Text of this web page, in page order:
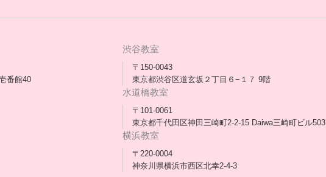
番館40
渋谷教室
〒150-0043
東京都渋谷区道玄坂２丁目６−１７ 9階
水道橋教室
〒101-0061
東京都千代田区神田三崎町2-2-15 Daiwa三崎町ビル503
横浜教室
〒220-0004
神奈川県横浜市西区北幸2-4-3